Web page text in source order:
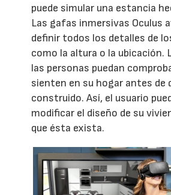
puede simular una estancia
Las gafas inmersivas Oculus
definir todos los detalles de
como la altura o la ubicación.
las personas puedan
sienten en su hogar antes de
construido. Así, el usuario
modificar el diseño de su
que ésta exista.